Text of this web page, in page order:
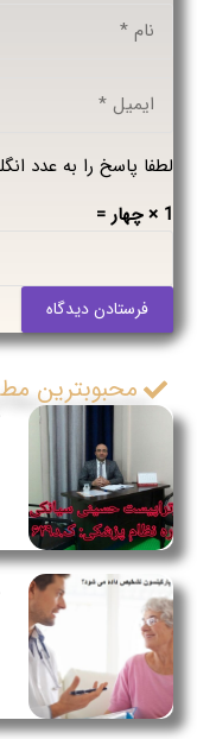
لطفا پاسخ را به عدد
1 × چهار =
فرستادن دیدگاه
محبوبترین